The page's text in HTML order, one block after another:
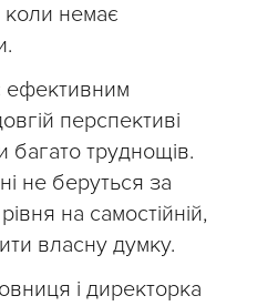
немає
перспективі
труднощів.
не беруться за
на самостійній,
власну думку.
і директорка